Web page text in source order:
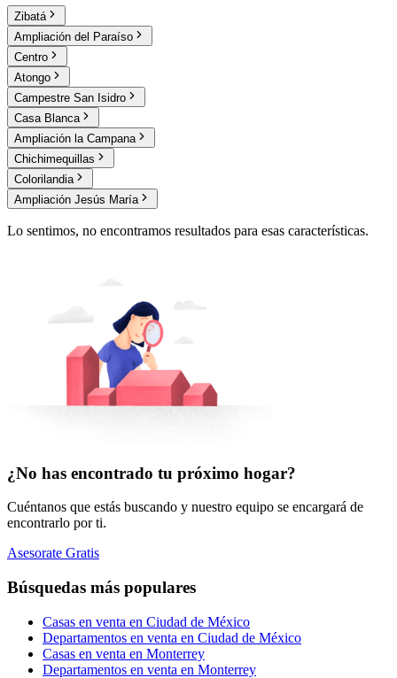
Zibatá
Ampliación del Paraíso
Centro
Atongo
Campestre San Isidro
Casa Blanca
Ampliación la Campana
Chichimequillas
Colorilandia
Ampliación Jesús María
Lo sentimos, no encontramos resultados para esas características.
¿No has encontrado tu próximo hogar?
Cuéntanos que estás buscando y nuestro equipo se encargará de
encontrarlo por ti.
Asesorate Gratis
Búsquedas más populares
Casas en venta en Ciudad de México
Departamentos en venta en Ciudad de México
Casas en venta en Monterrey
Departamentos en venta en Monterrey